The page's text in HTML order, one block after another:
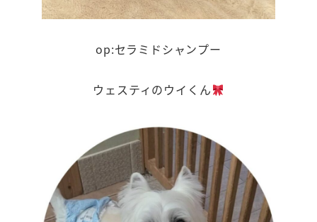
op:セラミドシャンプー
ウェスティのウイくん